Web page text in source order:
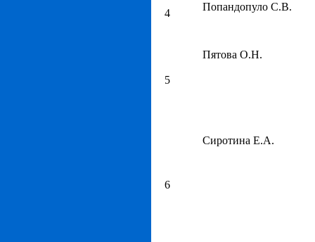
4
Попандопуло С.В.
5
Пятова О.Н.
6
Сиротина Е.А.